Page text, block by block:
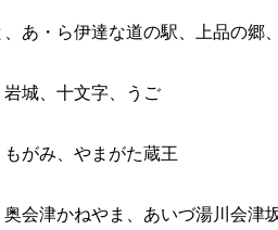
あ・ら伊達な道の駅、上品の郷
城、十文字、うご
がみ、やまがた蔵王
会津かねやま、あいづ湯川会津